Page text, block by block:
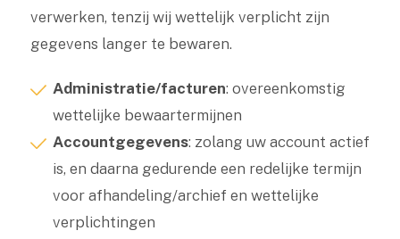
verwerken, tenzij wij wettelijk verplicht zijn
gegevens langer te bewaren.
Administratie/facturen: overeenkomstig
wettelijke bewaartermijnen
Accountgegevens: zolang uw account actief
is, en daarna gedurende een redelijke termijn
voor afhandeling/archief en wettelijke
verplichtingen